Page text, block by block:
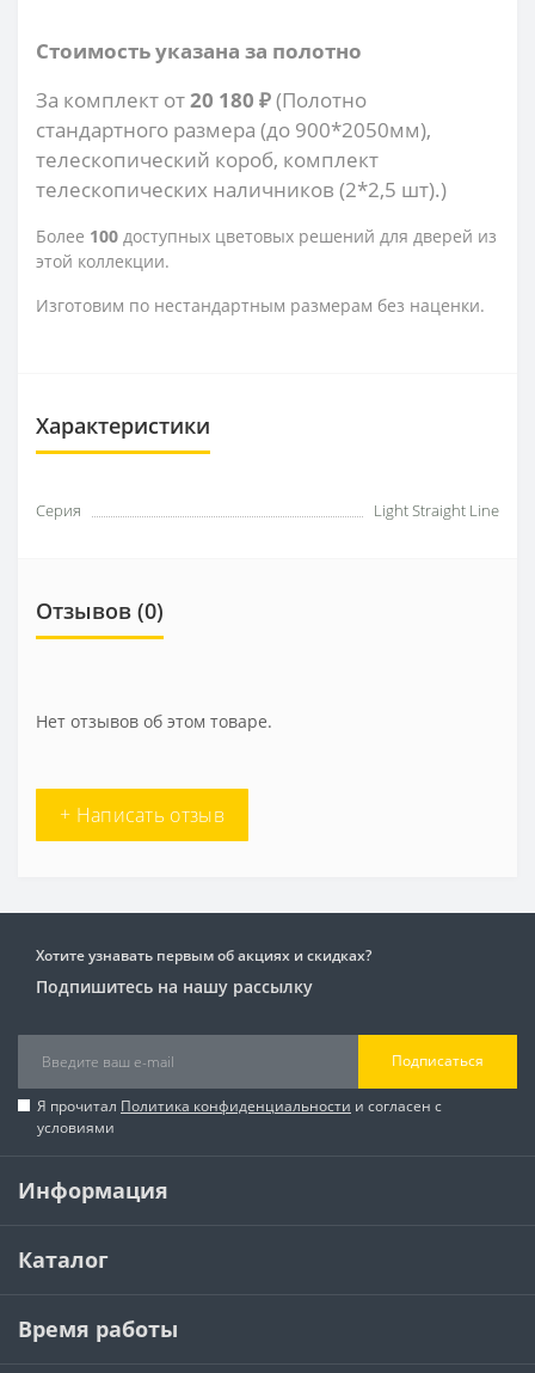
Стоимость указана за полотно
За комплект от20 180 ₽(Полотно
стандартного размера (до 900*2050мм),
телескопический короб, комплект
телескопических наличников (2*2,5 шт).)
Более 100 доступных цветовых решений для дверей из
этой коллекции.
Изготовим по нестандартным размерам без наценки.
Характеристики
Серия Light Straight Line
Отзывов (0)
Нет отзывов об этом товаре.
+ Написать отзыв
Хотите узнавать первым об акциях и скидках?
Подпишитесь на нашу рассылку
Подписаться
Я прочитал Политика конфиденциальности и согласен с
условиями
Информация
Каталог
Время работы